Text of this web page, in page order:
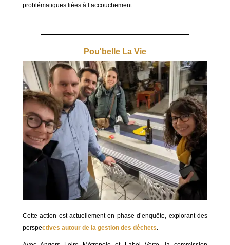
problématiques liées à l’accouchement.
Pou'belle La Vie
Cette action est actuellement en phase d’enquête, explorant des
perspectives autour de la gestion des déchets.